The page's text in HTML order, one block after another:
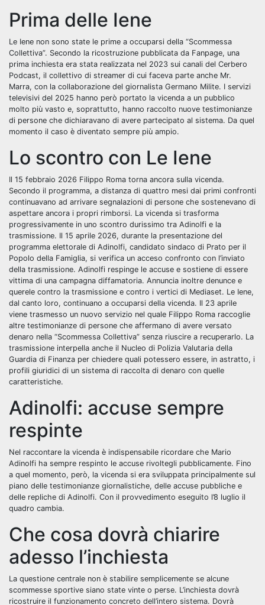
Prima delle Iene
Le Iene non sono state le prime a occuparsi della “Scommessa
Collettiva”. Secondo la ricostruzione pubblicata da Fanpage, una
prima inchiesta era stata realizzata nel 2023 sui canali del Cerbero
Podcast, il collettivo di streamer di cui faceva parte anche Mr.
Marra, con la collaborazione del giornalista Germano Milite. I servizi
televisivi del 2025 hanno però portato la vicenda a un pubblico
molto più vasto e, soprattutto, hanno raccolto nuove testimonianze
di persone che dichiaravano di avere partecipato al sistema. Da quel
momento il caso è diventato sempre più ampio.
Lo scontro con Le Iene
Il 15 febbraio 2026 Filippo Roma torna ancora sulla vicenda.
Secondo il programma, a distanza di quattro mesi dai primi confronti
continuavano ad arrivare segnalazioni di persone che sostenevano di
aspettare ancora i propri rimborsi. La vicenda si trasforma
progressivamente in uno scontro durissimo tra Adinolfi e la
trasmissione. Il 15 aprile 2026, durante la presentazione del
programma elettorale di Adinolfi, candidato sindaco di Prato per il
Popolo della Famiglia, si verifica un acceso confronto con l’inviato
della trasmissione. Adinolfi respinge le accuse e sostiene di essere
vittima di una campagna diffamatoria. Annuncia inoltre denunce e
querele contro la trasmissione e contro i vertici di Mediaset. Le Iene,
dal canto loro, continuano a occuparsi della vicenda. Il 23 aprile
viene trasmesso un nuovo servizio nel quale Filippo Roma raccoglie
altre testimonianze di persone che affermano di avere versato
denaro nella “Scommessa Collettiva” senza riuscire a recuperarlo. La
trasmissione interpella anche il Nucleo di Polizia Valutaria della
Guardia di Finanza per chiedere quali potessero essere, in astratto, i
profili giuridici di un sistema di raccolta di denaro con quelle
caratteristiche.
Adinolfi: accuse sempre
respinte
Nel raccontare la vicenda è indispensabile ricordare che Mario
Adinolfi ha sempre respinto le accuse rivoltegli pubblicamente. Fino
a quel momento, però, la vicenda si era sviluppata principalmente sul
piano delle testimonianze giornalistiche, delle accuse pubbliche e
delle repliche di Adinolfi. Con il provvedimento eseguito l’8 luglio il
quadro cambia.
Che cosa dovrà chiarire
adesso l’inchiesta
La questione centrale non è stabilire semplicemente se alcune
scommesse sportive siano state vinte o perse. L’inchiesta dovrà
ricostruire il funzionamento concreto dell’intero sistema. Dovrà